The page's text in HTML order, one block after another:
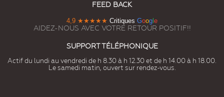
FEED BACK
4,9 ★★★★★ Critiques Goog e
AIDEZ-NOUS AVEC VOTRE RETOUR POSITIF!!
SUPPORT TÉLÉPHONIQUE
Actif du lundi au vendredi de h 8.30 à h 12.30 et de h 14.00 à h 18.00.
Le samedi matin, ouvert sur rendez-vous.